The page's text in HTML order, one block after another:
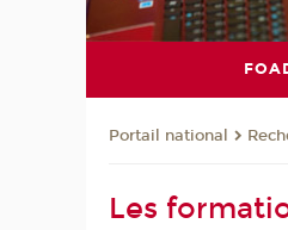
Portail national
Les